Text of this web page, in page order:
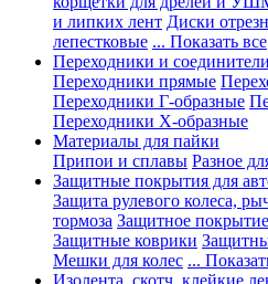
и липких лент Диски
лепестковые ... Показать все
Переходники и
Переходники прямые
Переходники Г-образные
Переходники Х-образные
Материалы для пайки
Припои и сплавы Разное
Защитные покрытия для
Защита рулевого колеса,
тормоза Защитное
Защитные коврики
Мешки для колес ...
Изолента, скотч, клейкие